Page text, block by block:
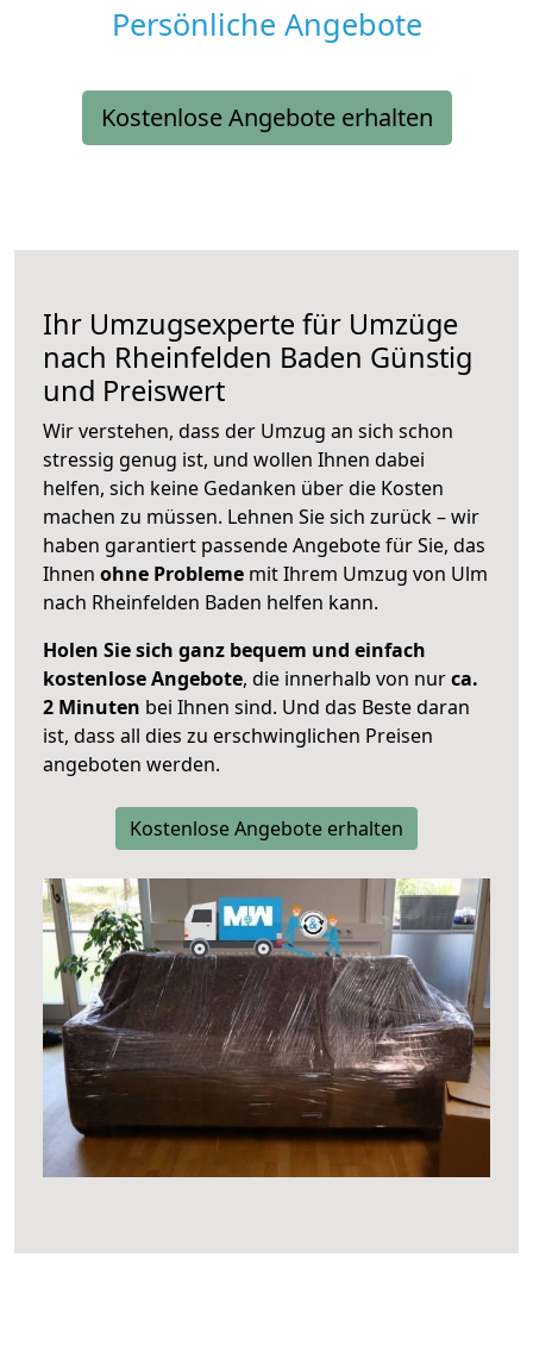
Persönliche Angebote
Kostenlose Angebote erhalten
Ihr Umzugsexperte für Umzüge
nach Rheinfelden Baden Günstig
und Preiswert
Wir verstehen, dass der Umzug an sich schon
stressig genug ist, und wollen Ihnen dabei
helfen, sich keine Gedanken über die Kosten
machen zu müssen. Lehnen Sie sich zurück – wir
haben garantiert passende Angebote für Sie, das
Ihnen ohne Probleme mit Ihrem Umzug von Ulm
nach Rheinfelden Baden helfen kann.
Holen Sie sich ganz bequem und einfach
kostenlose Angebote, die innerhalb von nurca.
2 Minuten bei Ihnen sind. Und das Beste daran
ist, dass all dies zu erschwinglichen Preisen
angeboten werden.
Kostenlose Angebote erhalten